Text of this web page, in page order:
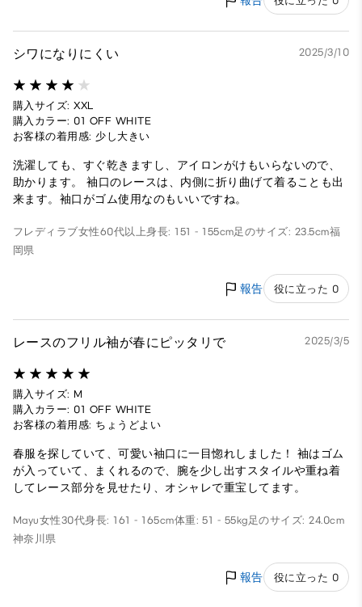
シワになりにくい 2025/3/10
購入サイズ: XXL
購入カラー: 01 OFF WHITE
お客様の着用感: 少し大きい
洗濯しても、すぐ乾きますし、アイロンがけもいらないので、
助かります。 袖口のレースは、内側に折り曲げて着ることも出
来ます。袖口がゴム使用なのもいいですね。
フレディラブ女性60代以上身長: 151 - 155cm足のサイズ: 23.5cm福
岡県
報告 役に立った 0
レースのフリル袖が春にピッタリで 2025/3/5
購入サイズ: M
購入カラー: 01 OFF WHITE
お客様の着用感: ちょうどよい
春服を探していて、可愛い袖口に一目惚れしました！ 袖はゴム
が入っていて、まくれるので、腕を少し出すスタイルや重ね着
してレース部分を見せたり、オシャレで重宝してます。
Mayu女性30代身長: 161 - 165cm体重: 51 - 55kg足のサイズ: 24.0cm
神奈川県
報告 役に立った 0